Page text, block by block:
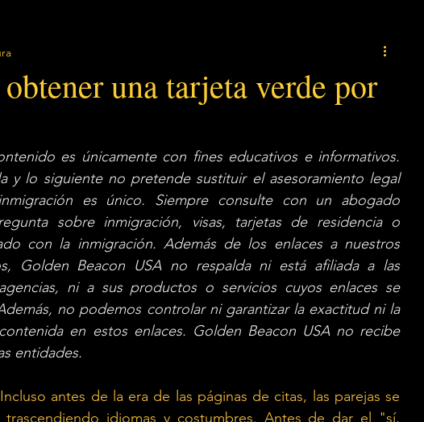
una tarjeta verde por
es únicamente con fines educativos e informativos.
y lo siguiente no pretende sustituir el asesoramiento legal
es único. Siempre consulte con un abogado
sobre inmigración, visas, tarjetas de residencia o
con la inmigración. Además de los enlaces a nuestros
Golden Beacon USA no respalda ni está afiliada a las
ni a sus productos o servicios cuyos enlaces se
no podemos controlar ni garantizar la exactitud ni la
en estos enlaces. Golden Beacon USA no recibe
entidades.
antes de la era de las páginas de citas, las parejas se
idiomas y costumbres. Antes de dar el "sí,